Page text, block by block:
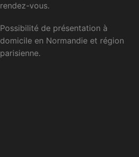
rendez-vous.
Possibilité de présentation à
domicile en Normandie et région
parisienne.